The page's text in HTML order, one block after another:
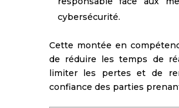
cybersécurité.
Cette montée en
de réduire les temps de
limiter les pertes et de
confiance des parties